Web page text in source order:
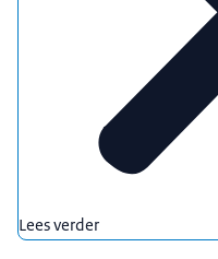
Lees verder